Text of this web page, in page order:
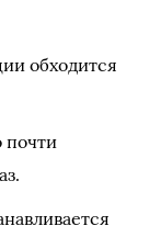
обходится
почти